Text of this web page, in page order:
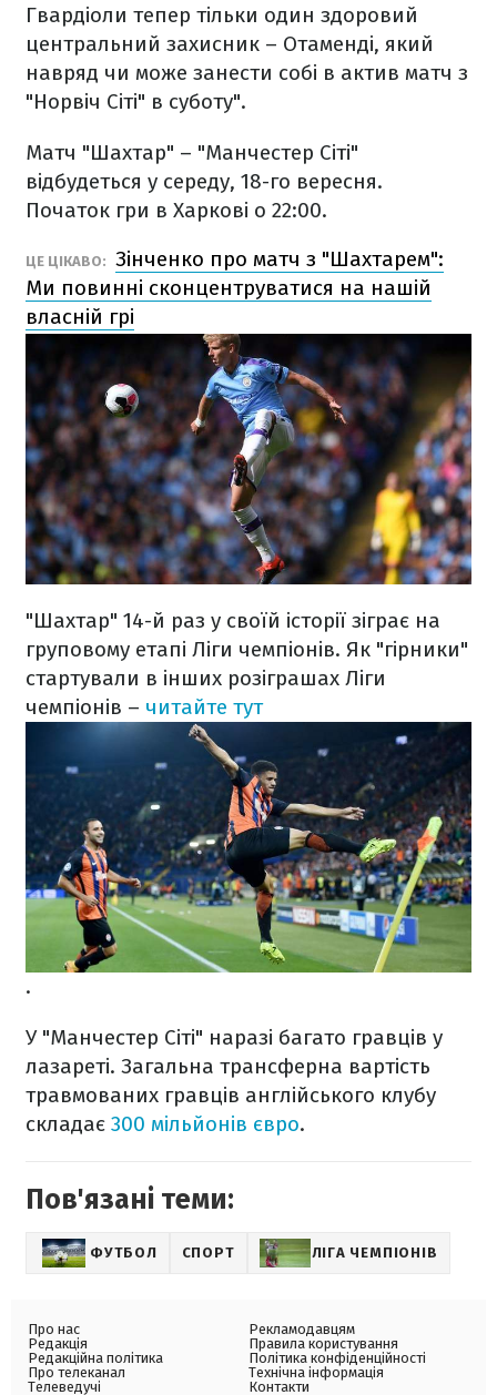
Гвардіоли тепер тільки один здоровий
центральний захисник – Отаменді, який
навряд чи може занести собі в актив матч з
"Норвіч Сіті" в суботу".
Матч "Шахтар" – "Манчестер Сіті"
відбудеться у середу, 18-го вересня.
Початок гри в Харкові о 22:00.
ЦЕ ЦІКАВО: Зінченко про матч з "Шахтарем":
Ми повинні сконцентруватися на нашій
власній грі
"Шахтар" 14-й раз у своїй історії зіграє на
груповому етапі Ліги чемпіонів. Як "гірники"
стартували в інших розіграшах Ліги
чемпіонів – читайте тут
.
У "Манчестер Сіті" наразі багато гравців у
лазареті. Загальна трансферна вартість
травмованих гравців англійського клубу
складає 300 мільйонів євро.
Пов'язані теми:
ФУТБОЛ СПОРТ ЛІГА ЧЕМПІОНІВ
Про нас
Редакція
Редакційна політика
Про телеканал
Телеведучі
Рекламодавцям
Правила користування
Політика конфіденційності
Технічна інформація
Контакти